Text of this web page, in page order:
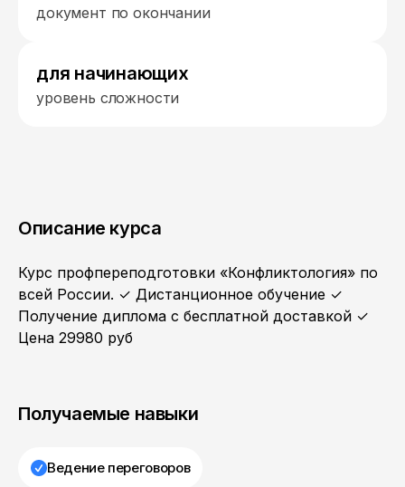
документ по окончании
для начинающих
уровень сложности
Описание курса
Курс профпереподготовки «Конфликтология» по
всей России. ✓ Дистанционное обучение ✓
Получение диплома с бесплатной доставкой ✓
Цена 29980 руб
Получаемые навыки
Ведение переговоров